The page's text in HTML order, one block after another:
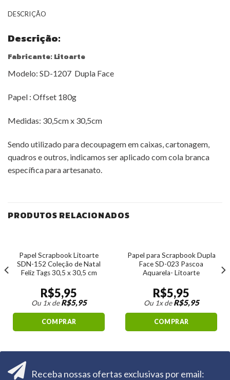
DESCRIÇÃO
Descrição:
Fabricante: Litoarte
Modelo: SD-1207 Dupla Face
Papel : Offset 180g
Medidas: 30,5cm x 30,5cm
Sendo utilizado para decoupagem em caixas, cartonagem,
quadros e outros, indicamos ser aplicado com cola branca
específica para artesanato.
PRODUTOS RELACIONADOS
Papel Scrapbook Litoarte
SDN-152 Coleção de Natal
Feliz Tags 30,5 x 30,5 cm
R$5,95
Ou 1x deR$5,95
COMPRAR
Papel para Scrapbook Dupla
Face SD-023 Pascoa
Aquarela- Litoarte
R$5,95
Ou 1x deR$5,95
COMPRAR
Receba nossas ofertas exclusivas por email: